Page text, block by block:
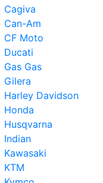
Cagiva
Can-Am
CF Moto
Ducati
Gas Gas
Gilera
Harley Davidson
Honda
Husqvarna
Indian
Kawasaki
KTM